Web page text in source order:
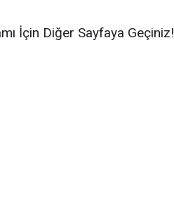
İçin Diğer Sayfaya Geçiniz!